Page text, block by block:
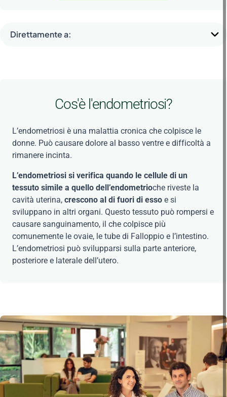
Direttamente a:
Cos'è l'endometriosi?
L’endometriosi è una malattia cronica che colpisce le
donne. Può causare dolore al basso ventre e difficoltà a
rimanere incinta.
L’endometriosi si verifica quando le cellule di un
tessuto simile a quello dell’endometrioche riveste la
cavità uterina, crescono al di fuori di esso e si
sviluppano in altri organi. Questo tessuto può rompersi e
causare sanguinamento, il che colpisce più
comunemente le ovaie, le tube di Falloppio e l’intestino.
L’endometriosi può svilupparsi sulla parte anteriore,
posteriore e laterale dell’utero.